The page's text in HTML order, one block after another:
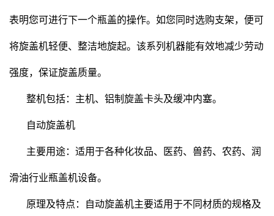
表明您可进行下一个瓶盖的操作。如您同时选购支架，便可
将旋盖机轻便、整洁地旋起。该系列机器能有效地减少劳动
强度，保证旋盖质量。
整机包括：主机、铝制旋盖卡头及缓冲内塞。
自动旋盖机
主要用途：适用于各种化妆品、医药、兽药、农药、润
滑油行业瓶盖机设备。
原理及特点： 自动旋盖机主要适用于不同材质的规格及